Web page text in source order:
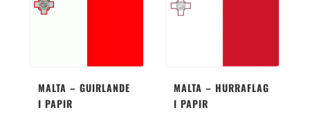
MALTA – GUIRLANDE
I PAPIR
MALTA – HURRAFLAG
I PAPIR